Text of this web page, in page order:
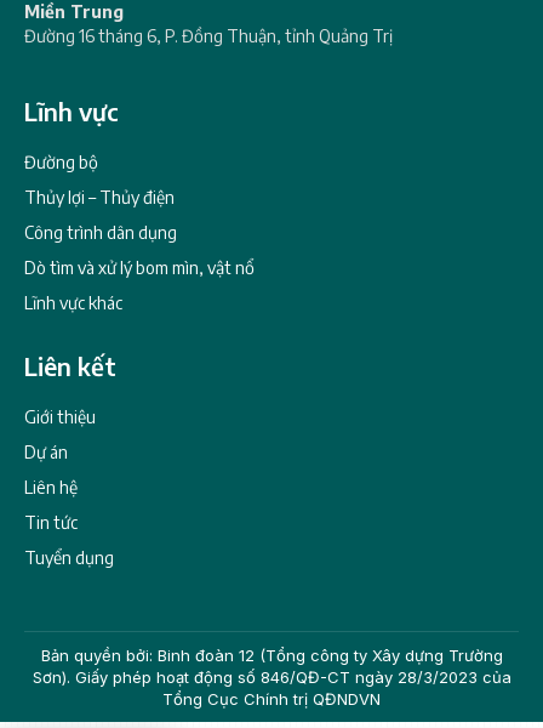
Miền Trung
Đường 16 tháng 6, P. Đồng Thuận, tỉnh Quảng Trị
Lĩnh vực
Đường bộ
Thủy lợi – Thủy điện
Công trình dân dụng
Dò tìm và xử lý bom mìn, vật nổ
Lĩnh vực khác
Liên kết
Giới thiệu
Dự án
Liên hệ
Tin tức
Tuyển dụng
Bản quyền bởi: Binh đoàn 12 (Tổng công ty Xây dựng Trường
Sơn). Giấy phép hoạt động số 846/QĐ-CT ngày 28/3/2023 của
Tổng Cục Chính trị QĐNDVN